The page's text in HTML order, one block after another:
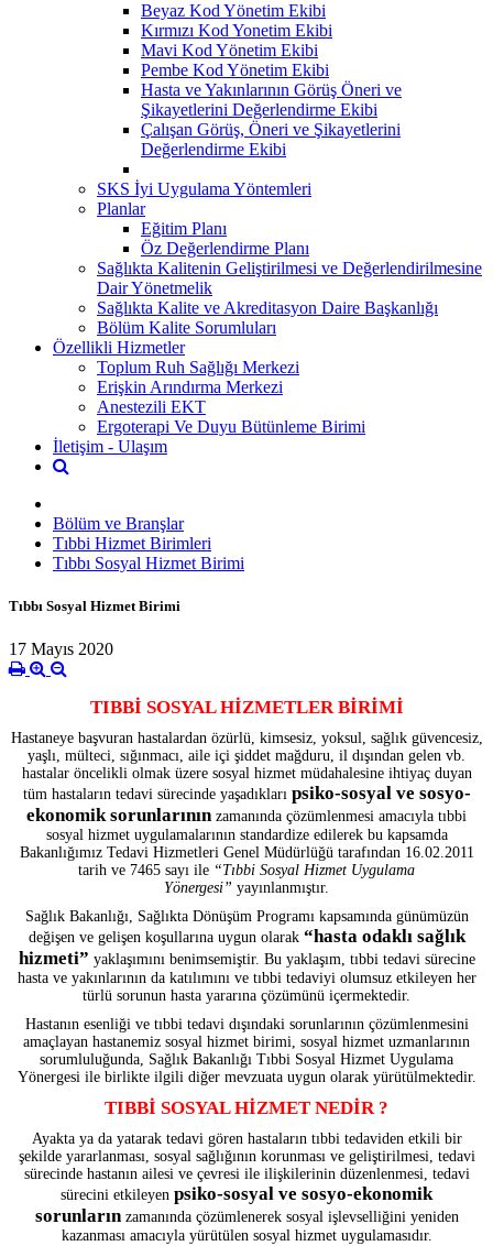
Beyaz Kod Yönetim Ekibi
Kırmızı Kod Yonetim Ekibi
Mavi Kod Yönetim Ekibi
Pembe Kod Yönetim Ekibi
Hasta ve Yakınlarının Görüş Öneri ve
Şikayetlerini Değerlendirme Ekibi
Çalışan Görüş, Öneri ve Şikayetlerini
Değerlendirme Ekibi
SKS İyi Uygulama Yöntemleri
Planlar
Eğitim Planı
Öz Değerlendirme Planı
Sağlıkta Kalitenin Geliştirilmesi ve Değerlendirilmesine
Dair Yönetmelik
Sağlıkta Kalite ve Akreditasyon Daire Başkanlığı
Bölüm Kalite Sorumluları
Özellikli Hizmetler
Toplum Ruh Sağlığı Merkezi
Erişkin Arındırma Merkezi
Anestezili EKT
Ergoterapi Ve Duyu Bütünleme Birimi
İletişim - Ulaşım
Bölüm ve Branşlar
Tıbbi Hizmet Birimleri
Tıbbı Sosyal Hizmet Birimi
Tıbbı Sosyal Hizmet Birimi
17 Mayıs 2020
TIBBİ SOSYAL HİZMETLER BİRİMİ
Hastaneye başvuran hastalardan özürlü, kimsesiz, yoksul, sağlık güvencesiz,
yaşlı, mülteci, sığınmacı, aile içi şiddet mağduru, il dışından gelen vb.
hastalar öncelikli olmak üzere sosyal hizmet müdahalesine ihtiyaç duyan
tüm hastaların tedavi sürecinde yaşadıkları psiko-sosyal ve sosyo-
ekonomik sorunlarınınzamanında çözümlenmesi amacıyla tıbbi
sosyal hizmet uygulamalarının standardize edilerek bu kapsamda
Bakanlığımız Tedavi Hizmetleri Genel Müdürlüğü tarafından 16.02.2011
tarih ve 7465 sayı ile “Tıbbi Sosyal Hizmet Uygulama
Yönergesi” yayınlanmıştır.
Sağlık Bakanlığı, Sağlıkta Dönüşüm Programı kapsamında günümüzün
değişen ve gelişen koşullarına uygun olarak “hasta odaklı sağlık
hizmeti” yaklaşımını benimsemiştir. Bu yaklaşım, tıbbi tedavi sürecine
hasta ve yakınlarının da katılımını ve tıbbi tedaviyi olumsuz etkileyen her
türlü sorunun hasta yararına çözümünü içermektedir.
Hastanın esenliği ve tıbbi tedavi dışındaki sorunlarının çözümlenmesini
amaçlayan hastanemiz sosyal hizmet birimi, sosyal hizmet uzmanlarının
sorumluluğunda, Sağlık Bakanlığı Tıbbi Sosyal Hizmet Uygulama
Yönergesi ile birlikte ilgili diğer mevzuata uygun olarak yürütülmektedir.
TIBBİ SOSYAL HİZMET NEDİR ?
Ayakta ya da yatarak tedavi gören hastaların tıbbi tedaviden etkili bir
şekilde yararlanması, sosyal sağlığının korunması ve geliştirilmesi, tedavi
sürecinde hastanın ailesi ve çevresi ile ilişkilerinin düzenlenmesi, tedavi
sürecini etkileyen psiko-sosyal ve sosyo-ekonomik
sorunların zamanında çözümlenerek sosyal işlevselliğini yeniden
kazanması amacıyla yürütülen sosyal hizmet uygulamasıdır.